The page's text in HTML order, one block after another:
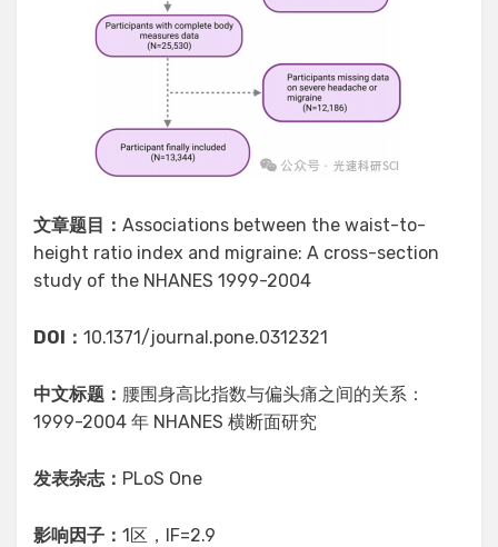
文章题目： Associations between the waist-to-
height ratio index and migraine: A cross-section
study of the NHANES 1999-2004
DOI： 10.1371/journal.pone.0312321
中文标题： 腰围身高比指数与偏头痛之间的关系：
1999-2004 年 NHANES 横断面研究
发表杂志： PLoS One
影响因子： 1区，IF=2.9